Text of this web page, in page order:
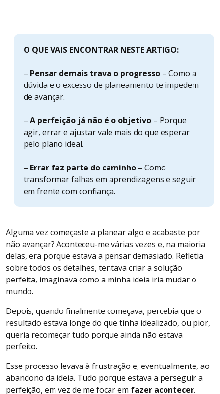
O QUE VAIS ENCONTRAR NESTE ARTIGO:
– Pensar demais trava o progresso – Como a
dúvida e o excesso de planeamento te impedem
de avançar.
– A perfeição já não é o objetivo – Porque
agir, errar e ajustar vale mais do que esperar
pelo plano ideal.
– Errar faz parte do caminho – Como
transformar falhas em aprendizagens e seguir
em frente com confiança.
Alguma vez começaste a planear algo e acabaste por
não avançar? Aconteceu-me várias vezes e, na maioria
delas, era porque estava a pensar demasiado. Refletia
sobre todos os detalhes, tentava criar a solução
perfeita, imaginava como a minha ideia iria mudar o
mundo.
Depois, quando finalmente começava, percebia que o
resultado estava longe do que tinha idealizado, ou pior,
queria recomeçar tudo porque ainda não estava
perfeito.
Esse processo levava à frustração e, eventualmente, ao
abandono da ideia. Tudo porque estava a perseguir a
perfeição, em vez de me focar em fazer acontecer.